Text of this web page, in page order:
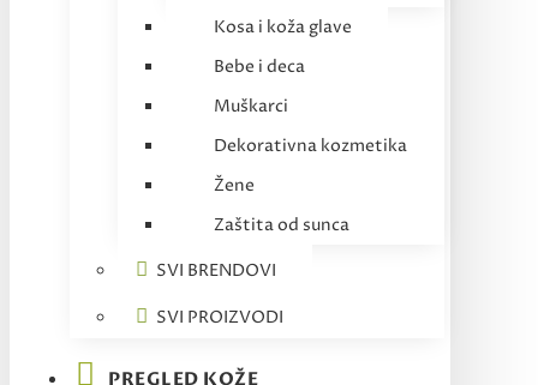
Kosa i koža glave
Bebe i deca
Muškarci
Dekorativna kozmetika
Žene
Zaštita od sunca
SVI BRENDOVI
SVI PROIZVODI
PREGLED KOŽE